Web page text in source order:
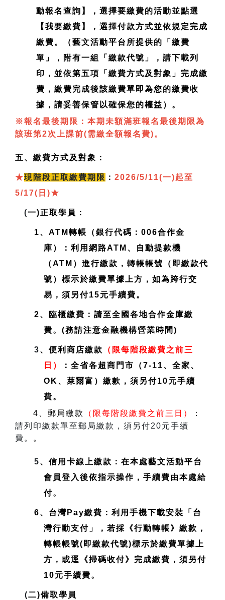
動報名查詢】，選擇要繳費的活動並點選
【我要繳費】，選擇付款方式並依規定完成
繳費。（藝文活動平台所提供的「繳費
單」，附有一組「繳款代號」，請下載列
印，並依第五項「繳費方式及對象」完成繳
費，繳費完成後該繳費單即為您的繳費收
據，請妥善保管以確保您的權益）。
※報名最後期限：本期未額滿班報名最後期限為
該班第2次上課前(需繳全額報名費)。
五、繳費方式及對象：
★現階段正取繳費期限 ： 2026/5/11(一)起至
5/17(日)★
(一)正取學員：
1、ATM轉帳（銀行代碼：006合作金
庫）：利用網路ATM、自動提款機
（ATM）進行繳款，轉帳帳號（即繳款代
號）標示於繳費單據上方，如為跨行交
易，須另付15元手續費。
2、臨櫃繳費：請至全國各地合作金庫繳
費。(務請注意金融機構營業時間)
3、便利商店繳款
（限每階段繳費之前三
日）
：全省各超商門市（7-11、全家、
OK、萊爾富）繳款，須另付10元手續
費。
4、郵局繳款
（限每階段繳費之前三日）
：
請列印繳款單至郵局繳款，須另付20元手續
費。
。
5、信用卡線上繳款：在本處藝文活動平台
會員登入後依指示操作，手續費由本處給
付。
6、台灣Pay繳費：利用手機下載安裝「台
灣行動支付」，若採《行動轉帳》繳款，
轉帳帳號(即繳款代號)標示於繳費單據上
方，或逕《掃碼收付》完成繳費，須另付
10元手續費。
(二)備取學員